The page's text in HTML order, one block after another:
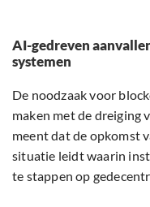
AI-gedreven
systemen
De noodzaak voor
maken met de dreiging
meent dat de opkomst
situatie leidt waarin
te stappen op